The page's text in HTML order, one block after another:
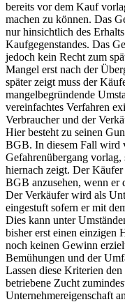
bereits vor dem Kauf
machen zu können. Das
nur hinsichtlich des
Kaufgegenstandes. Das
jedoch kein Recht zum
Mangel erst nach der
später zeigt muss der
mangelbegründende
vereinfachtes Verfahren
Verbraucher und der
Hier besteht zu seinen
BGB. In diesem Fall wird
Gefahrenübergang vorlag,
hiernach zeigt. Der
BGB anzusehen, wenn
Der Verkäufer wird als
eingestuft sofern er mit
Dies kann unter
bisher erst einen einzigen
noch keinen Gewinn
Bemühungen und der
Lassen diese Kriterien
betriebene Zucht
Unternehmereigenschaft